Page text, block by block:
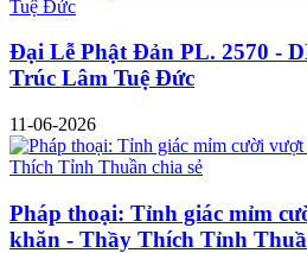
Đại Lễ Phật Đản PL. 2570 -
Trúc Lâm Tuệ Đức
11-06-2026
Pháp thoại: Tỉnh giác mỉm
khăn - Thầy Thích Tỉnh